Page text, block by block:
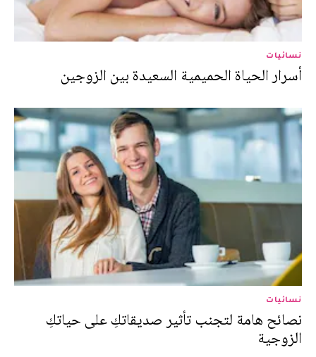
نسائيات
أسرار الحياة الحميمية السعيدة بين الزوجين
نسائيات
نصائح هامة لتجنب تأثير صديقاتكِ على حياتكِ
الزوجية